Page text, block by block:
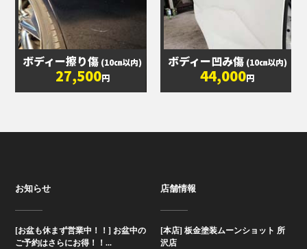
ボディー擦り傷 (10㎝以内)
27,500円
ボディー凹み傷 (10㎝以内)
44,000円
お知らせ
[お盆も休まず営業中！！] お盆中の
ご予約はさらにお得！！...
店舗情報
[本店] 板金塗装ムーンショット 所
沢店